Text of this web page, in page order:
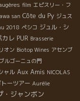
film エピスリー・フ
san Côte du Py ジュス
2018 ペシコ ジュル・シ
カレ PUR Brasserie
オン Biotop Wines アセンブ
ルゴーニュの門
ャル Aux Amis NICOLAS
ーツアー Aurélie
・ジャンボン